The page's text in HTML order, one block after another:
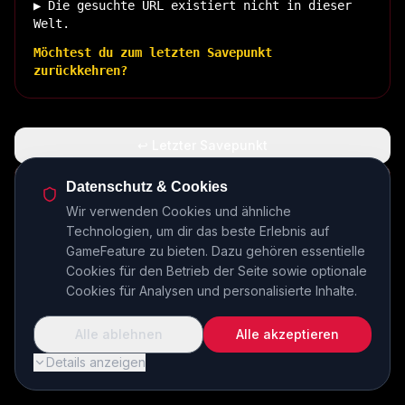
▶ Die gesuchte URL existiert nicht in dieser
Welt.
Möchtest du zum letzten Savepunkt
zurückkehren?
🏠 Zurück zur Basis
INSERT COIN TO CONTINUE...
Datenschutz & Cookies
Wir verwenden Cookies und ähnliche
Technologien, um dir das beste Erlebnis auf
GameFeature zu bieten. Dazu gehören essentielle
Cookies für den Betrieb der Seite sowie optionale
Cookies für Analysen und personalisierte Inhalte.
Details anzeigen
Alle ablehnen Alle akzeptieren